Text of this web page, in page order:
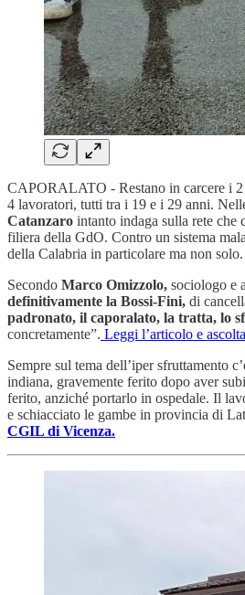
CAPORALATO - Restano in carcere i 2
4 lavoratori, tutti tra i 19 e i 29 anni.
Catanzaro intanto indaga sulla rete
filiera della GdO. Contro un sistema
della Calabria in particolare ma non solo.
Secondo Marco Omizzolo, sociologo e
definitivamente la Bossi-Fini, di
padronato, il caporalato, la tratta, lo
concretamente”. Leggi l’articolo e
Sempre sul tema dell’iper sfruttamento
indiana, gravemente ferito dopo aver
ferito, anziché portarlo in ospedale. Il
e schiacciato le gambe in provincia di
CGIL di Vicenza.